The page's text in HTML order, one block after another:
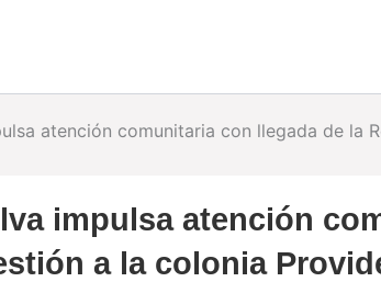
atención comunitaria con llegada de la
impulsa atención
a la colonia